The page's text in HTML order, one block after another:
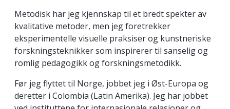
Metodisk har jeg kjennskap til et bredt spekter av
kvalitative metoder, men jeg foretrekker
eksperimentelle visuelle praksiser og kunstneriske
forskningsteknikker som inspirerer til sanselig og
romlig pedagogikk og forskningsmetodikk.
Før jeg flyttet til Norge, jobbet jeg i Øst-Europa og
deretter i Colombia (Latin Amerika). Jeg har jobbet